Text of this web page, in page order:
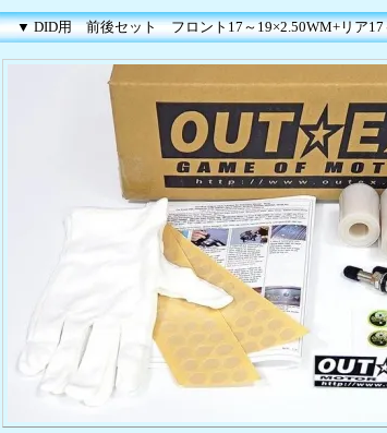
▼ DID用 前後セット フロント17～19×2.50WM+リア17